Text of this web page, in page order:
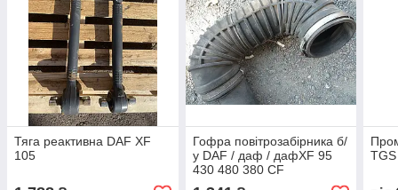
Тяга реактивна DAF XF
105
Гофра повітрозабірника б/
у DAF / даф / дафXF 95
430 480 380 CF
TGS